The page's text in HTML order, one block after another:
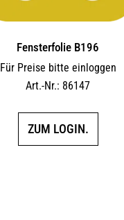
Fensterfolie B196
Für Preise bitte einloggen
Art.-Nr.: 86147
ZUM LOGIN.